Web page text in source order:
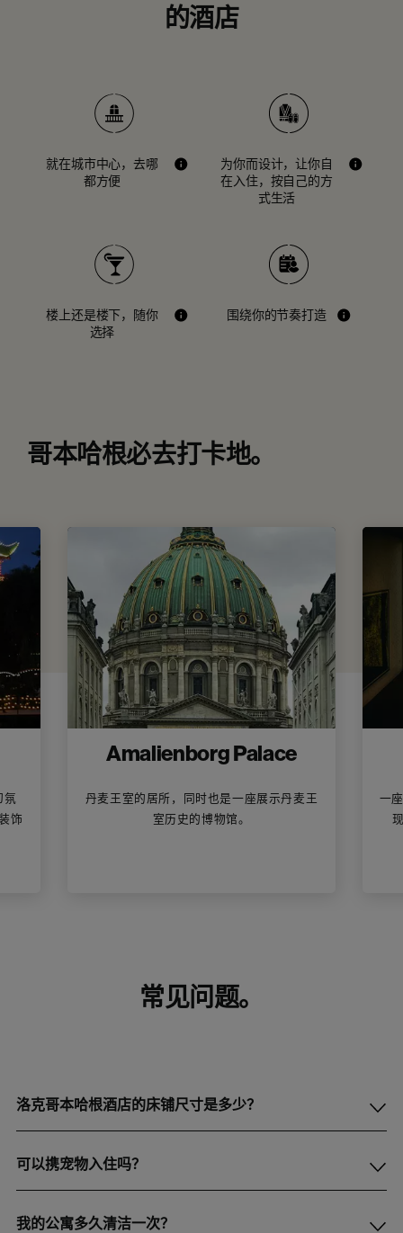
的酒店
就在城市中心，去哪
都方便
为你而设计，让你自
在入住，按自己的方
式生活
楼上还是楼下，随你
选择
围绕你的节奏打造
哥本哈根必去打卡地。
氛
饰
Amalienborg Palace
丹麦王室的居所，同时也是一座展示丹麦王
室历史的博物馆。
一
常见问题。
洛克哥本哈根酒店的床铺尺寸是多少？
可以携宠物入住吗？
我的公寓多久清洁一次？